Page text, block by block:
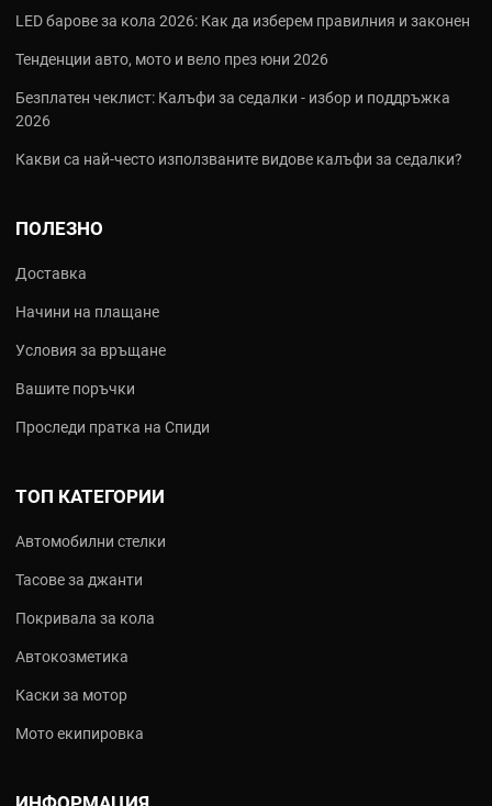
LED барове за кола 2026: Как да изберем правилния и законен
Тенденции авто, мото и вело през юни 2026
Безплатен чеклист: Калъфи за седалки - избор и поддръжка
2026
Какви са най‑често използваните видове калъфи за седалки?
ПОЛЕЗНО
Доставка
Начини на плащане
Условия за връщане
Вашите поръчки
Проследи пратка на Спиди
ТОП КАТЕГОРИИ
Автомобилни стелки
Тасове за джанти
Покривала за кола
Автокозметика
Каски за мотор
Мото екипировка